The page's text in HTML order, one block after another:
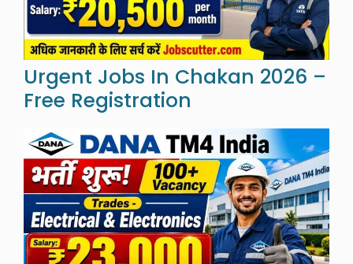
Urgent Jobs In Chakan 2026 –
Free Registration